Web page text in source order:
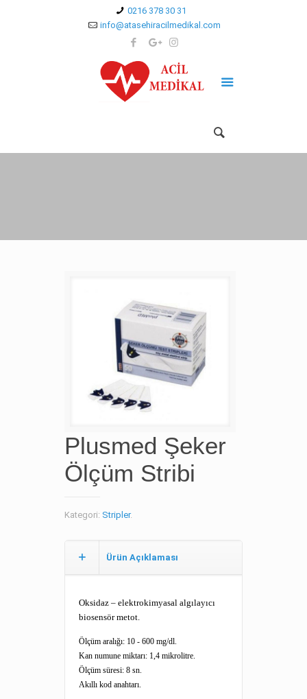
0216 378 30 31
info@atasehiracilmedikal.com
Plusmed Şeker
Ölçüm Stribi
Kategori: Stripler.
Ürün Açıklaması
Oksidaz – elektrokimyasal algılayıcı
biosensör metot.
Ölçüm aralığı: 10 - 600 mg/dl.
Kan numune miktarı: 1,4 mikrolitre.
Ölçüm süresi: 8 sn.
Akıllı kod anahtarı.